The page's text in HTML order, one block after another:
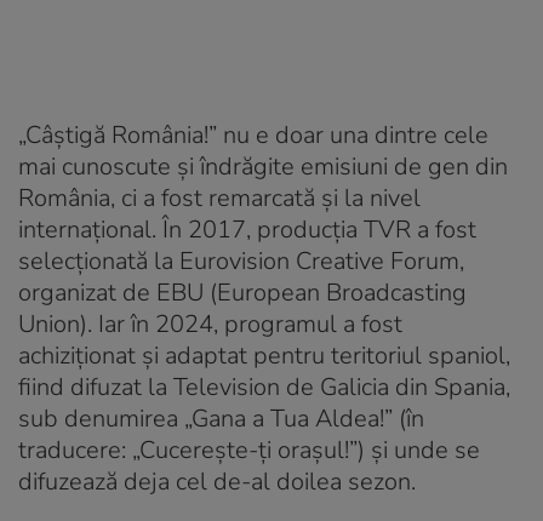
„Câştigă România!” nu e doar una dintre cele
mai cunoscute şi îndrăgite emisiuni de gen din
România, ci a fost remarcată şi la nivel
internaţional. În 2017, producţia TVR a fost
selecţionată la Eurovision Creative Forum,
organizat de EBU (European Broadcasting
Union). Iar în 2024, programul a fost
achiziționat și adaptat pentru teritoriul spaniol,
fiind difuzat la Television de Galicia din Spania,
sub denumirea „Gana a Tua Aldea!” (în
traducere: „Cucereşte-ţi oraşul!”) şi unde se
difuzează deja cel de-al doilea sezon.